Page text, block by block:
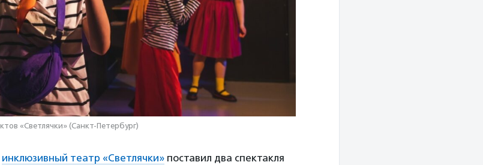
«Светлячки» (Санкт-Петербург)
инклюзивный театр «Светлячки» поставил два спектакля